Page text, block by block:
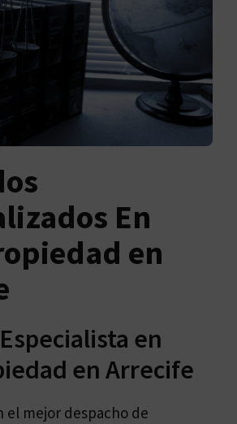
En
en
en
en Arrecife
el mejor despacho de